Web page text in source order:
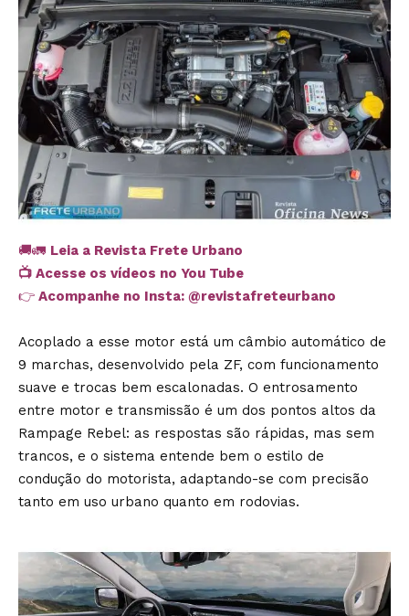
🚚🚛 Leia a Revista Frete Urbano
📺 Acesse os vídeos no You Tube
👉 Acompanhe no Insta: @revistafreteurbano
Acoplado a esse motor está um câmbio automático de
9 marchas, desenvolvido pela ZF, com funcionamento
suave e trocas bem escalonadas. O entrosamento
entre motor e transmissão é um dos pontos altos da
Rampage Rebel: as respostas são rápidas, mas sem
trancos, e o sistema entende bem o estilo de
condução do motorista, adaptando-se com precisão
tanto em uso urbano quanto em rodovias.